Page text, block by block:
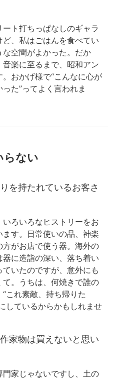
ート打ちっぱなしのギャラ
、私はごはんを食べてい
空間がよかった。だか
楽に至るまで、昭和アン
おかげ様で“こんなに心が
た”ってよく言われま
らない
を持たれているお客さ
いろいろなヒストリーをお
す。日常使いの品、神楽
がお店で使う器。海外の
に造詣の深い、落ち着い
いたのですが、意外にも
。うちは、何焼きで誰の
これ素敵、持ち帰りた
しているからかもしれませ
家物は買えないと思い
門家じゃないですし、土の